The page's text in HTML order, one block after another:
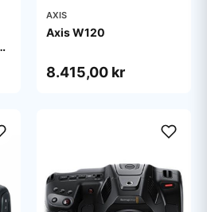
AXIS
Axis W120
8.415,00 kr